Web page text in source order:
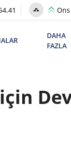
DAHA
FAZLA